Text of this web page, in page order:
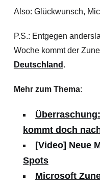
Also: Glückwunsch,
P.S.: Entgegen
Woche kommt der
Deutschland .
Mehr zum Thema:
kommt doch
[Video] Neue
Spots
Microsoft